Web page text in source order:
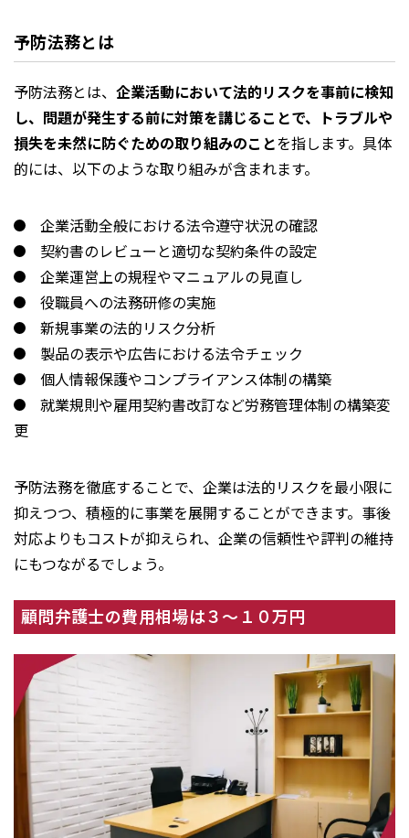
予防法務とは
予防法務とは、 企業活動において法的リスクを事前に検知
し、問題が発生する前に対策を講じることで、トラブルや
損失を未然に防ぐための取り組みのことを指します。具体
的には、以下のような取り組みが含まれます。
企業活動全般における法令遵守状況の確認
契約書のレビューと適切な契約条件の設定
企業運営上の規程やマニュアルの見直し
役職員への法務研修の実施
新規事業の法的リスク分析
製品の表示や広告における法令チェック
個人情報保護やコンプライアンス体制の構築
就業規則や雇用契約書改訂など労務管理体制の構築変
更
予防法務を徹底することで、企業は法的リスクを最小限に
抑えつつ、積極的に事業を展開することができます。事後
対応よりもコストが抑えられ、企業の信頼性や評判の維持
にもつながるでしょう。
顧問弁護士の費用相場は３〜１０万円